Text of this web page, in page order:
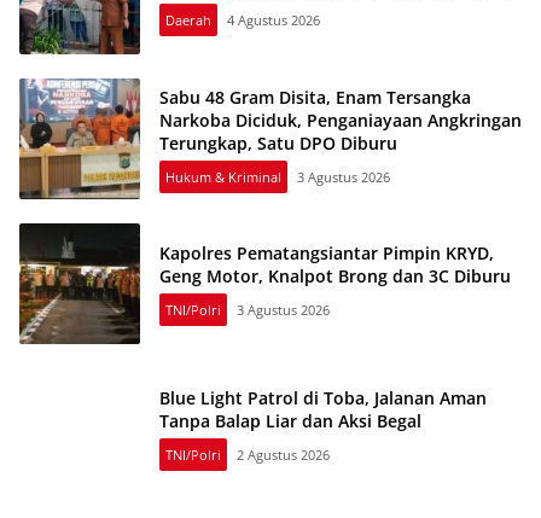
Daerah 4 Agustus 2026
Sabu 48 Gram Disita, Enam Tersangka
Narkoba Diciduk, Penganiayaan Angkringan
Terungkap, Satu DPO Diburu
Hukum & Kriminal 3 Agustus 2026
Kapolres Pematangsiantar Pimpin KRYD,
Geng Motor, Knalpot Brong dan 3C Diburu
TNI/Polri 3 Agustus 2026
Blue Light Patrol di Toba, Jalanan Aman
Tanpa Balap Liar dan Aksi Begal
TNI/Polri 2 Agustus 2026